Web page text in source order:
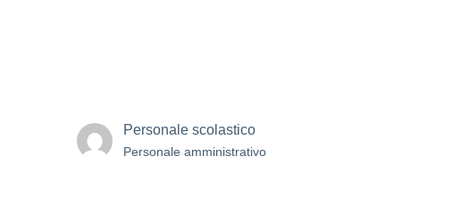
Personale scolastico
Personale amministrativo